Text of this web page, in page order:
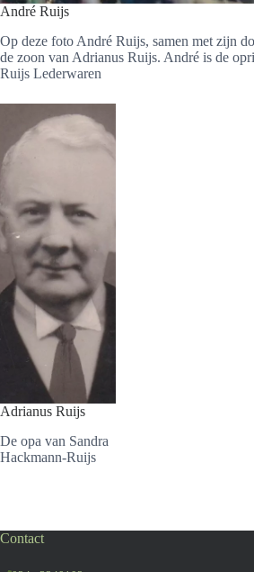
André Ruijs
Op deze foto André Ruijs, samen met zijn
de zoon van Adrianus Ruijs. André is de
Ruijs Lederwaren
Adrianus Ruijs
De opa van Sandra
Hackmann-Ruijs
Contact